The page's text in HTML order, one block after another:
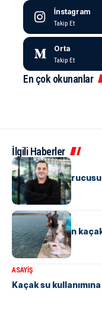
İnstagram
Takip Et
Orta
Takip Et
En çok okunanlar
İlgili Haberler
ASAYIŞ
Papara’nın
ASAYIŞ
Yalova’da 3 ton
ASAYIŞ
Kaçak su